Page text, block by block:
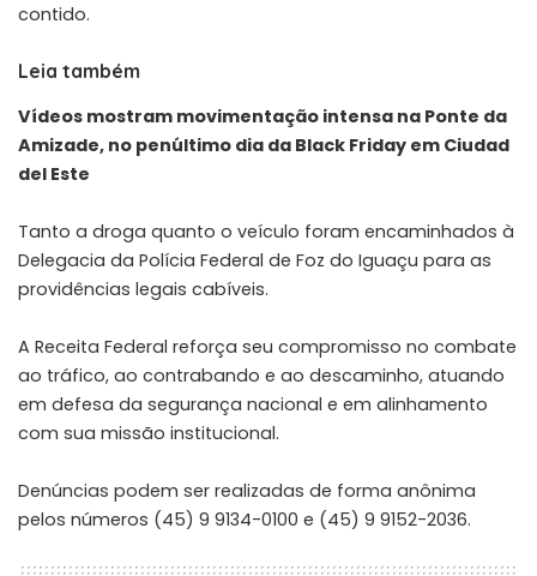
contido.
Leia também
Vídeos mostram movimentação intensa na Ponte da
Amizade, no penúltimo dia da Black Friday em Ciudad
del Este
Tanto a droga quanto o veículo foram encaminhados à
Delegacia da Polícia Federal de Foz do Iguaçu para as
providências legais cabíveis.
A Receita Federal reforça seu compromisso no combate
ao tráfico, ao contrabando e ao descaminho, atuando
em defesa da segurança nacional e em alinhamento
com sua missão institucional.
Denúncias podem ser realizadas de forma anônima
pelos números (45) 9 9134-0100 e (45) 9 9152-2036.